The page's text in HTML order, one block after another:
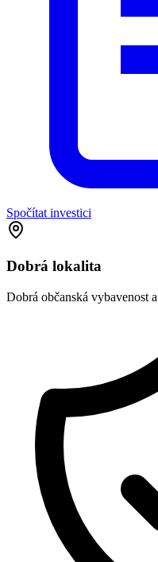
Spočítat investici
Dobrá lokalita
Dobrá občanská vybavenost